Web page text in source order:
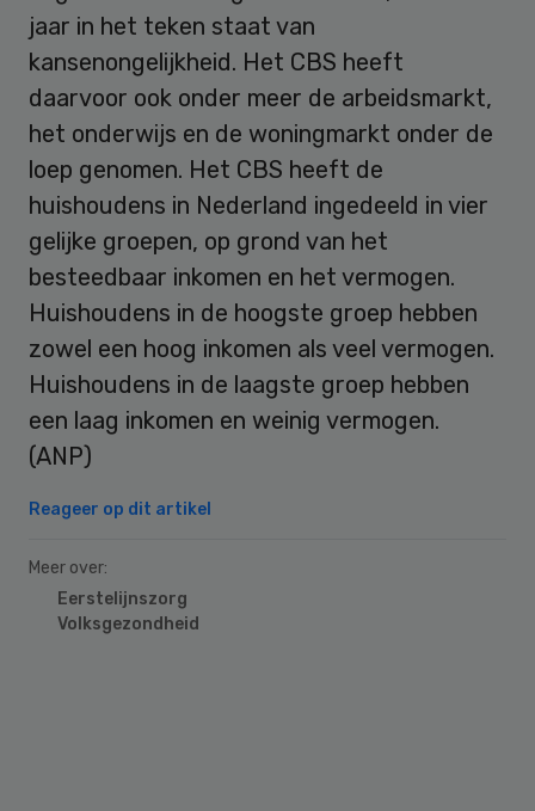
jaar in het teken staat van
kansenongelijkheid. Het CBS heeft
daarvoor ook onder meer de arbeidsmarkt,
het onderwijs en de woningmarkt onder de
loep genomen. Het CBS heeft de
huishoudens in Nederland ingedeeld in vier
gelijke groepen, op grond van het
besteedbaar inkomen en het vermogen.
Huishoudens in de hoogste groep hebben
zowel een hoog inkomen als veel vermogen.
Huishoudens in de laagste groep hebben
een laag inkomen en weinig vermogen.
(ANP)
Reageer op dit artikel
Meer over:
Eerstelijnszorg
Volksgezondheid